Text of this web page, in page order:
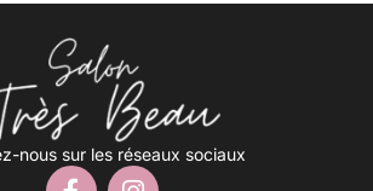
nous sur les réseaux sociaux